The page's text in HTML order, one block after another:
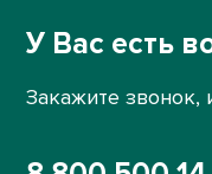
У Вас есть
Закажите